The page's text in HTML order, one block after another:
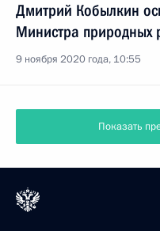
Дмитрий Кобылкин
Министра природных
9 ноября 2020 года, 10:55
Показать